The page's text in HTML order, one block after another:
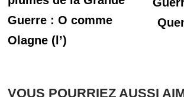
Guerre : O comme
Olagne (l’)
VOUS POURRIEZ AUSSI